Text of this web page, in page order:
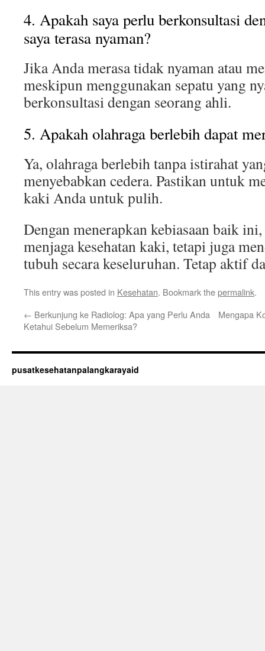
4. Apakah saya perlu berkonsultasi
saya terasa nyaman?
Jika Anda merasa tidak nyaman atau
meskipun menggunakan sepatu yang
berkonsultasi dengan seorang ahli.
5. Apakah olahraga berlebih dapat
Ya, olahraga berlebih tanpa istirahat
menyebabkan cedera. Pastikan untuk
kaki Anda untuk pulih.
Dengan menerapkan kebiasaan baik
menjaga kesehatan kaki, tetapi juga
tubuh secara keseluruhan. Tetap aktif
This entry was posted in Kesehatan. Bookmark thepermalink.
← Berkunjung ke Radiolog: Apa yang Perlu Anda
Ketahui Sebelum Memeriksa?
Mengapa
pusatkesehatanpalangkarayaid